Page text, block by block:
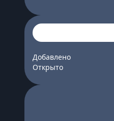
Добавлено
Открыто